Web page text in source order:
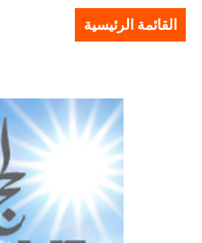
القائمة الرئيسية